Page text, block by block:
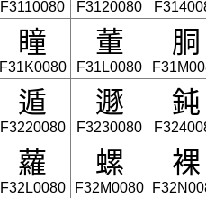
F3110080 F3120080
瞳
F31K0080
董
F31L0080
胴
遁
F3220080
遯
F3230080
鈍
蘿
F32L0080
螺
F32M0080
裸